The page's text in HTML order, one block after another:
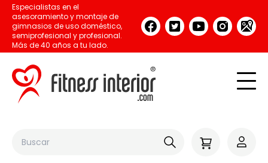
Especialistas en el
asesoramiento y montaje de
gimnasios de uso doméstico,
semiprofesional y profesional.
Más de 40 años a tu lado.